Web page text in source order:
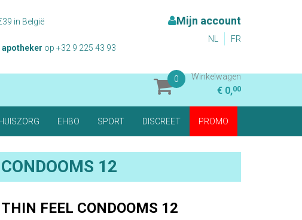
in België
apotheker op +32 9 225 43 93
Mijn account
NL FR
0 Winkelwagen
€ 0,00
EHBO SPORT DISCREET PROMO
12
THIN FEEL CONDOOMS 12